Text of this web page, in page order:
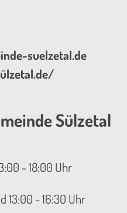
suelzetal.de
Sülzetal
- 18:00 Uhr
13:00 - 16:30 Uhr